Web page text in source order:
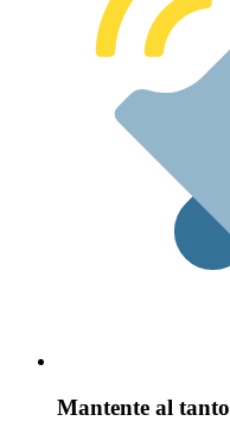
Mantente al tanto